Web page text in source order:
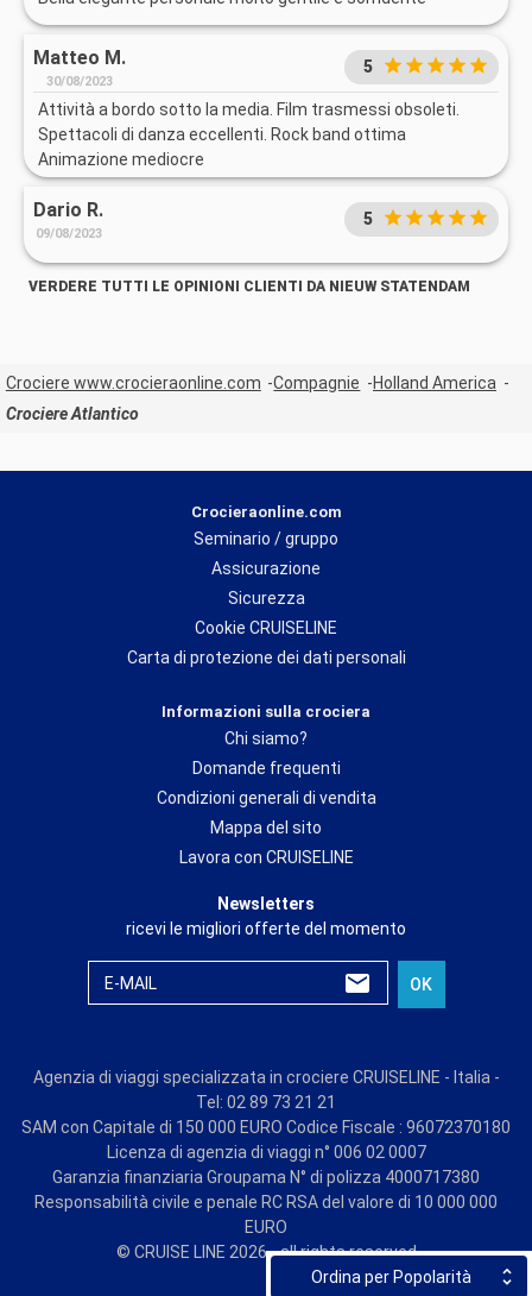
Ordina per Popolarità
Matteo M.
30/08/2023
5
Attività a bordo sotto la media. Film trasmessi obsoleti.
Spettacoli di danza eccellenti. Rock band ottima
Animazione mediocre
Dario R.
09/08/2023
5
VERDERE TUTTI LE OPINIONI CLIENTI DA NIEUW STATENDAM
Crociere www.crocieraonline.com Compagnie
Holland America
Crociere Atlantico
Crocieraonline.com
Seminario / gruppo
Assicurazione
Sicurezza
Cookie CRUISELINE
Carta di protezione dei dati personali
Informazioni sulla crociera
Chi siamo?
Domande frequenti
Condizioni generali di vendita
Mappa del sito
Lavora con CRUISELINE
Newsletters
ricevi le migliori offerte del momento
E-MAIL OK
Agenzia di viaggi specializzata in crociere CRUISELINE - Italia -
Tel: 02 89 73 21 21
SAM con Capitale di 150 000 EURO Codice Fiscale : 96072370180
Licenza di agenzia di viaggi n° 006 02 0007
Garanzia finanziaria Groupama N° di polizza 4000717380
Responsabilità civile e penale RC RSA del valore di 10 000 000
EURO
© CRUISE LINE 2026 - all rights reserved